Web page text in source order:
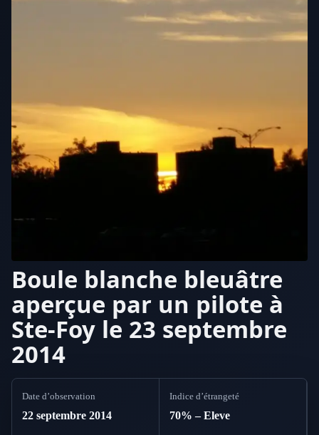
Boule blanche bleuâtre
aperçue par un pilote à
Ste-Foy le 23 septembre
2014
Date d’observation
22 septembre 2014
Indice d’étrangeté
70% – Eleve